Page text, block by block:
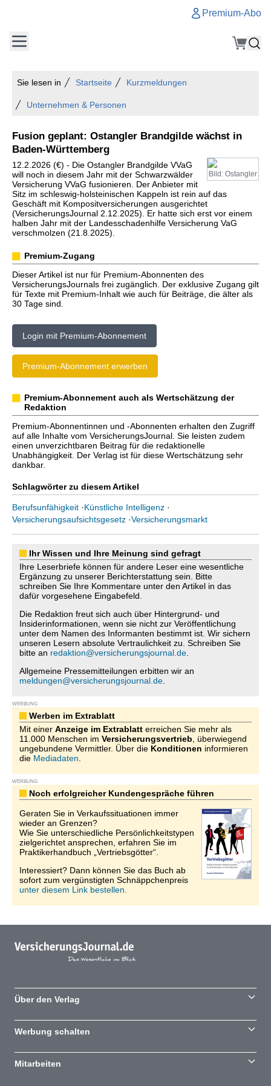
Premium-Abo
Sie lesen in Startseite Kurzmeldungen
Unternehmen & Personen
Fusion geplant: Ostangler Brandgilde wächst in
Baden-Württemberg
Bild: Ostangler
12.2.2026 (€) - Die Ostangler Brandgilde VVaG
will noch in diesem Jahr mit der Schwarzwälder
Versicherung VVaG fusionieren. Der Anbieter mit
Sitz im schleswig-holsteinischen Kappeln ist rein auf das
Geschäft mit Kompositversicherungen ausgerichtet
(VersicherungsJournal 2.12.2025). Er hatte sich erst vor einem
halben Jahr mit der Landesschadenhilfe Versicherung VaG
verschmolzen (21.8.2025).
Premium-Zugang
Dieser Artikel ist nur für Premium-Abonnenten des
VersicherungsJournals frei zugänglich. Der exklusive Zugang gilt
für Texte mit Premium-Inhalt wie auch für Beiträge, die älter als
30 Tage sind.
Login mit Premium-Abonnement
Premium-Abonnement erwerben
Premium-Abonnement auch als Wertschätzung der
Redaktion
Premium-Abonnentinnen und -Abonnenten erhalten den Zugriff
auf alle Inhalte vom VersicherungsJournal. Sie leisten zudem
einen unverzichtbaren Beitrag für die redaktionelle
Unabhängigkeit. Der Verlag ist für diese Wertschätzung sehr
dankbar.
Schlagwörter zu diesem Artikel
Berufsunfähigkeit ·Künstliche Intelligenz ·
Versicherungsaufsichtsgesetz ·Versicherungsmarkt
Ihr Wissen und Ihre Meinung sind gefragt
Ihre Leserbriefe können für andere Leser eine wesentliche
Ergänzung zu unserer Berichterstattung sein. Bitte
schreiben Sie Ihre Kommentare unter den Artikel in das
dafür vorgesehene Eingabefeld.
Die Redaktion freut sich auch über Hintergrund- und
Insiderinformationen, wenn sie nicht zur Veröffentlichung
unter dem Namen des Informanten bestimmt ist. Wir sichern
unseren Lesern absolute Vertraulichkeit zu. Schreiben Sie
bitte an redaktion@versicherungsjournal.de
Allgemeine Pressemitteilungen erbitten wir an
meldungen@versicherungsjournal.de
WERBUNG
Werben im Extrablatt
Mit einer Anzeige im Extrablatt erreichen Sie mehr als
11.000 Menschen im Versicherungsvertrieb , überwiegend
ungebundene Vermittler. Über die Konditionen informieren
die Mediadaten
WERBUNG
Noch erfolgreicher Kundengespräche führen
Geraten Sie in Verkaufssituationen immer
wieder an Grenzen?
Wie Sie unterschiedliche Persönlichkeitstypen
zielgerichtet ansprechen, erfahren Sie im
Praktikerhandbuch „Vertriebsgötter“.
Interessiert? Dann können Sie das Buch ab
sofort zum vergünstigten Schnäppchenpreis
unter diesem Link bestellen.
Über den Verlag
Werbung schalten
Mitarbeiten